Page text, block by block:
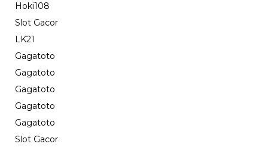
Hoki108
Slot Gacor
LK21
Gagatoto
Gagatoto
Gagatoto
Gagatoto
Gagatoto
Slot Gacor